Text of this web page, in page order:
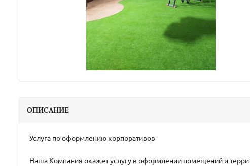
ОПИСАНИЕ
Услуга по оформлению корпоративов
Наша Компания окажет услугу в оформлении помещений и